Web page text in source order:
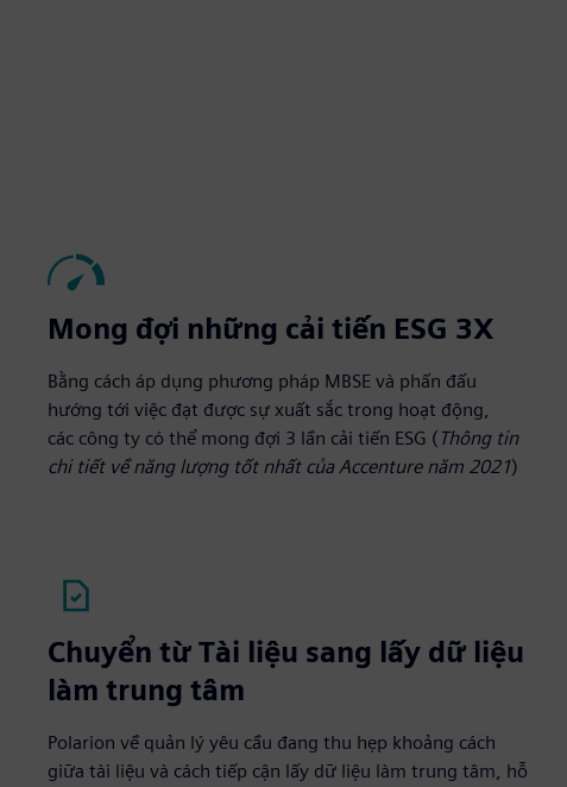
Mong đợi những cải tiến ESG 3X
Bằng cách áp dụng phương pháp MBSE và phấn đấu
hướng tới việc đạt được sự xuất sắc trong hoạt động,
các công ty có thể mong đợi 3 lần cải tiến ESG ( Thông tin
chi tiết về năng lượng tốt nhất của Accenture năm 2021)
Chuyển từ Tài liệu sang lấy dữ liệu
làm trung tâm
Polarion về quản lý yêu cầu đang thu hẹp khoảng cách
giữa tài liệu và cách tiếp cận lấy dữ liệu làm trung tâm, hỗ